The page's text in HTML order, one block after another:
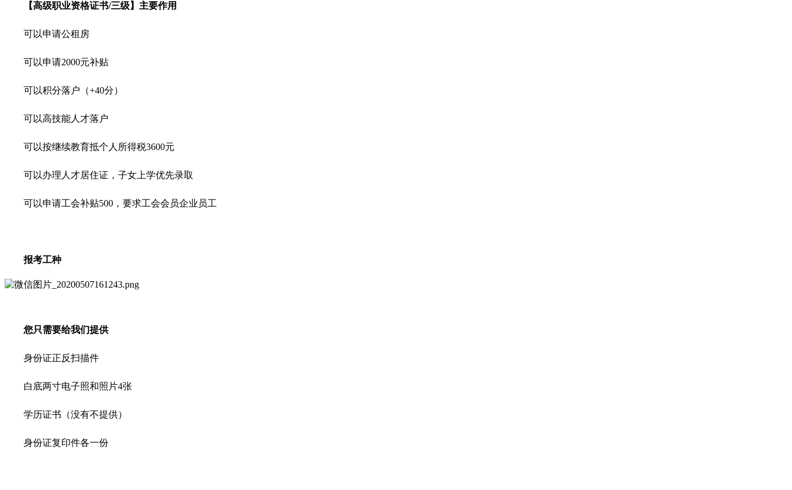
【高级职业资格证书/三级】主要作用
可以申请公租房
可以申请2000元补贴
可以积分落户（+40分）
可以高技能人才落户
可以按继续教育抵个人所得税3600元
可以办理人才居住证，子女上学优先录取
可以申请工会补贴500，要求工会会员企业员工
报考工种
您只需要给我们提供
身份证正反扫描件
白底两寸电子照和照片4张
学历证书（没有不提供）
身份证复印件各一份